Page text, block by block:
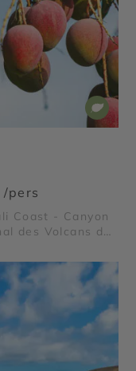
/pers
Coast - Canyon
des Volcans de